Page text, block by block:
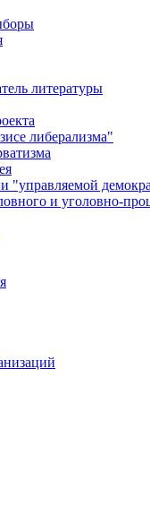
литературы
либерализма"
"управляемой
и уголовно-